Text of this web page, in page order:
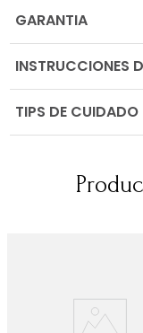
GARANTIA
INSTRUCCIONES
TIPS DE CUIDADO